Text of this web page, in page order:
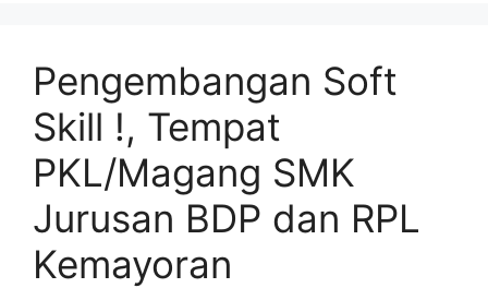
Pengembangan Soft
Skill !, Tempat
PKL/Magang SMK
Jurusan BDP dan RPL
Kemayoran